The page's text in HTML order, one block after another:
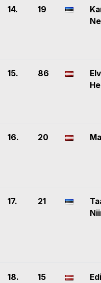
14. 19
15. 86
16. 20
17. 21
18. 15